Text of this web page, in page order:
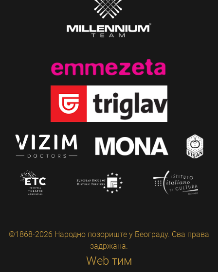
©1868-2026 Народно позориште у Београду. Сва права
задржана.
Web тим